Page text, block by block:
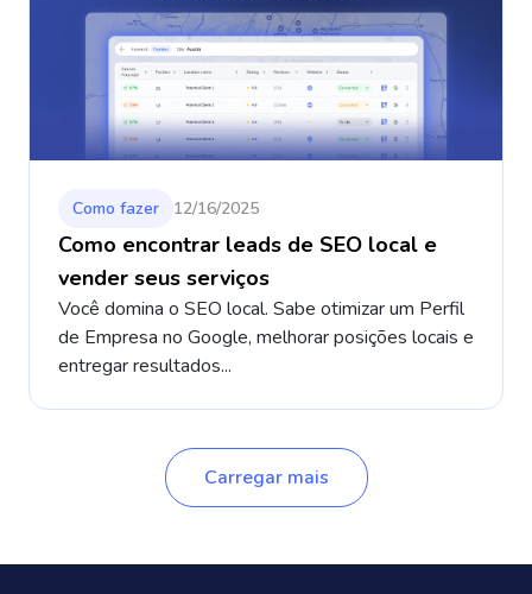
Como fazer 12/16/2025
Como encontrar leads de SEO local e
vender seus serviços
Você domina o SEO local. Sabe otimizar um Perfil
de Empresa no Google, melhorar posições locais e
entregar resultados...
Carregar mais